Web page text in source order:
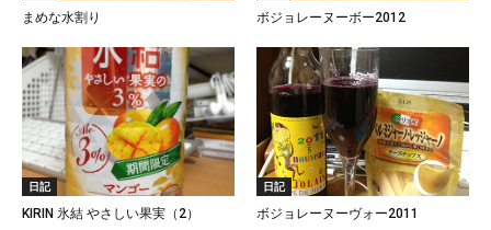
まめな水割り
ボジョレーヌーボー2012
日記
KIRIN 氷結 やさしい果実（2）
日記
ボジョレーヌーヴォー2011